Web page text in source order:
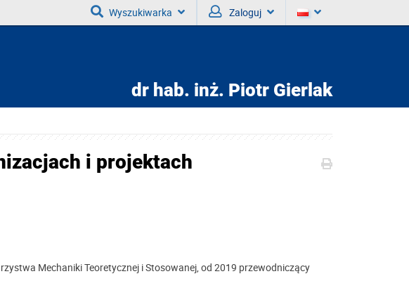
Wyszukiwarka Zaloguj
dr hab. inż. Piotr Gierlak
i projektach
Mechaniki Teoretycznej i Stosowanej, od 2019 przewodniczący